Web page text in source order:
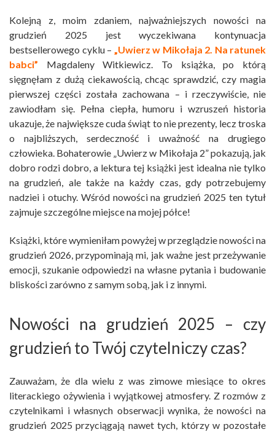
Kolejną z, moim zdaniem, najważniejszych nowości na
grudzień 2025 jest wyczekiwana kontynuacja
bestsellerowego cyklu –
„Uwierz w Mikołaja 2. Na ratunek
babci” Magdaleny Witkiewicz. To książka, po którą
sięgnęłam z dużą ciekawością, chcąc sprawdzić, czy magia
pierwszej części została zachowana – i rzeczywiście, nie
zawiodłam się. Pełna ciepła, humoru i wzruszeń historia
ukazuje, że największe cuda świąt to nie prezenty, lecz troska
o najbliższych, serdeczność i uważność na drugiego
człowieka. Bohaterowie „Uwierz w Mikołaja 2” pokazują, jak
dobro rodzi dobro, a lektura tej książki jest idealna nie tylko
na grudzień, ale także na każdy czas, gdy potrzebujemy
nadziei i otuchy. Wśród nowości na grudzień 2025 ten tytuł
zajmuje szczególne miejsce na mojej półce!
Książki, które wymieniłam powyżej w przeglądzie nowości na
grudzień 2026, przypominają mi, jak ważne jest przeżywanie
emocji, szukanie odpowiedzi na własne pytania i budowanie
bliskości zarówno z samym sobą, jak i z innymi.
Nowości na grudzień 2025 – czy
grudzień to Twój czytelniczy czas?
Zauważam, że dla wielu z was zimowe miesiące to okres
literackiego ożywienia i wyjątkowej atmosfery. Z rozmów z
czytelnikami i własnych obserwacji wynika, że nowości na
grudzień 2025 przyciągają nawet tych, którzy w pozostałe